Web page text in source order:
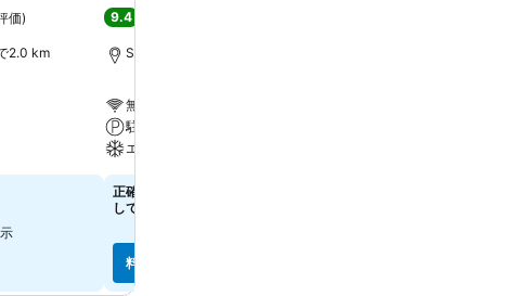
価)
2.0 km
9.4
Saladan, 街の中心まで5.7 km
無料Wi-Fi
駐車場
エアコン
正確な料金を確認するには日付を選択
してください
料金を表示